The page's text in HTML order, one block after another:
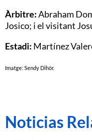
Àrbitre:Abraham
Josico; i el visitant
Estadi: Martínez
Imatge: Sendy Dihör.
Noticias